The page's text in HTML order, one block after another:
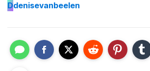
Ddenisevanbeelen